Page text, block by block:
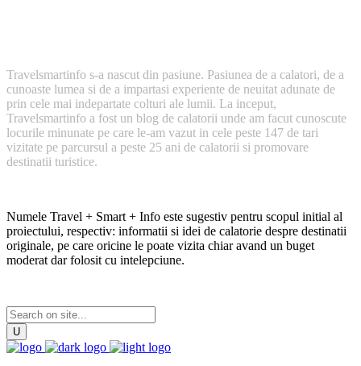
Travelsmartinfo s-a nascut din pasiune. Pasiunea de a calatori, de a
cunoaste lumea si de a impartasi experiente de neuitat adunate de
prin cele mai indepartate colturi ale lumii. La inceput,
Travelsmartinfo a fost un blog de calatorii unde am facut cunoscute
locurile minunate pe care le-am vazut in cele peste 147 de tari
vizitate pe parcursul a peste 25 ani de calatorii si promovare
destinatii turistice.
Numele Travel + Smart + Info este sugestiv pentru scopul initial al
proiectului, respectiv: informatii si idei de calatorie despre destinatii
originale, pe care oricine le poate vizita chiar avand un buget
moderat dar folosit cu intelepciune.